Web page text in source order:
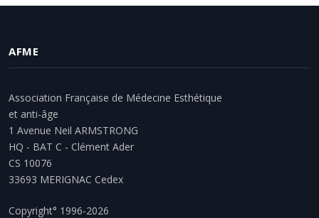
AFME
Association Française de Médecine Esthétique
et anti-âge
1 Avenue Neil ARMSTRONG
HQ - BAT C - Clément Ader
CS 10076
33693 MERIGNAC Cedex
Copyright° 1996-2026